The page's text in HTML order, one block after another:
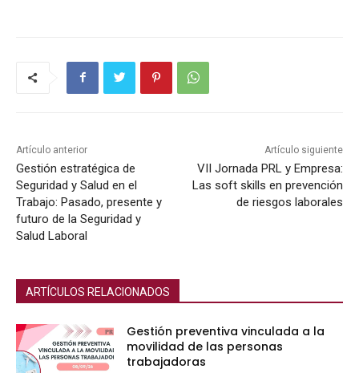
Artículo anterior
Gestión estratégica de
Seguridad y Salud en el
Trabajo: Pasado, presente y
futuro de la Seguridad y
Salud Laboral
Artículo siguiente
VII Jornada PRL y Empresa:
Las soft skills en prevención
de riesgos laborales
ARTÍCULOS RELACIONADOS
Gestión preventiva vinculada a la
movilidad de las personas
trabajadoras